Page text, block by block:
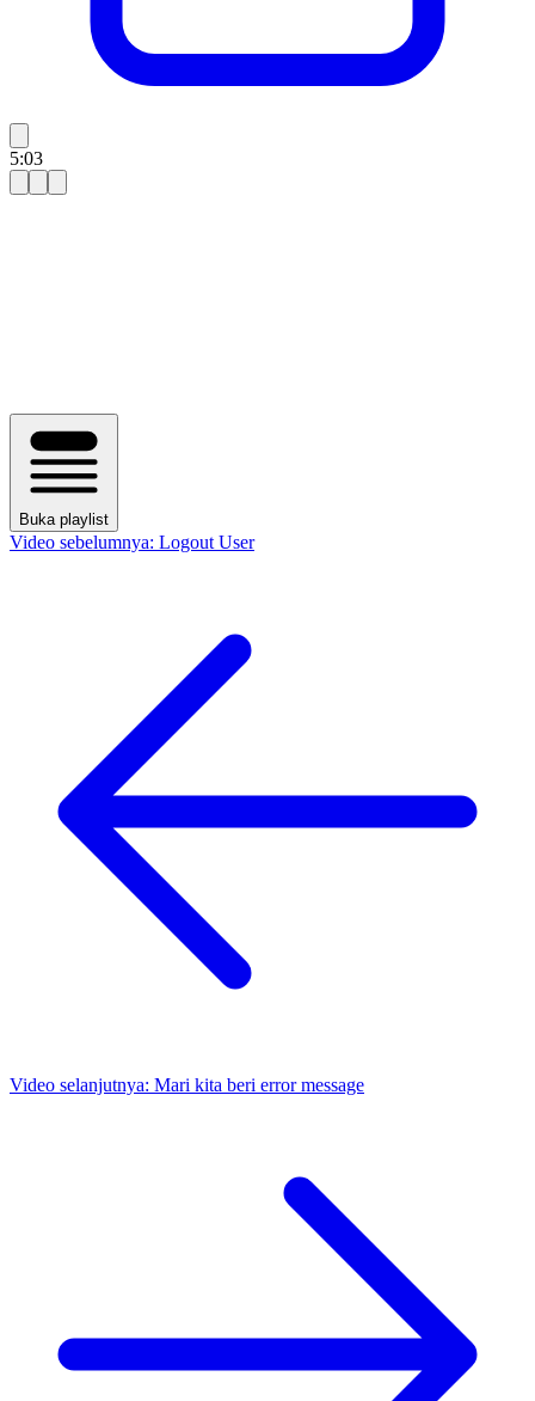
5:03
Buka playlist
Video sebelumnya: Logout User
Video selanjutnya: Mari kita beri error message